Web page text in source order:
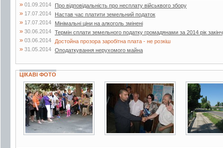
» 01.09.2014 Про відповідальність про несплату військвого збору
» 17.07.2014 Настав час платити земельний податок
» 17.07.2014 Мінімальні ціни на алкоголь змінені
» 30.06.2014 Термін сплати земельного податку громадянами за 2014 рік
» 03.06.2014 Достойна прозора заробітна плата - не розкіш
» 31.05.2014 Оподаткування нерухомого майна
ЦІКАВІ ФОТО
3 фото 3 фото 4 фото